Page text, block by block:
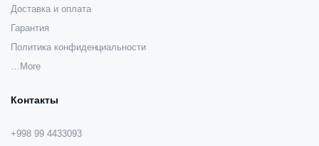
Доставка и оплата
Гарантия
Политика конфиденциальности
…More
Контакты
+998 99 4433093